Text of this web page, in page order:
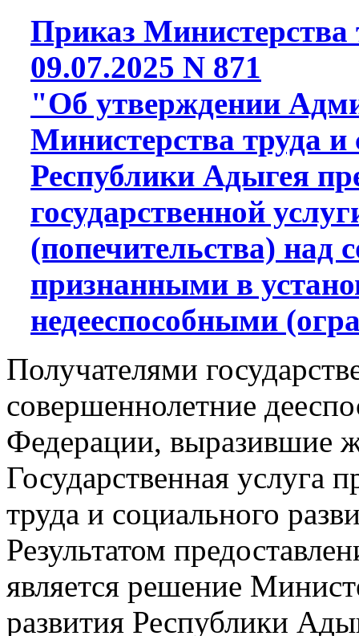
Приказ Министерства
09.07.2025 N 871
"Об утверждении
Министерства труда и
Республики Адыгея
государственной
(попечительства) над
признанными в
недееспособными
Получателями
совершеннолетние
Федерации, выразившие
Государственная услуга
труда и социального
Результатом
является решение
развития Республики